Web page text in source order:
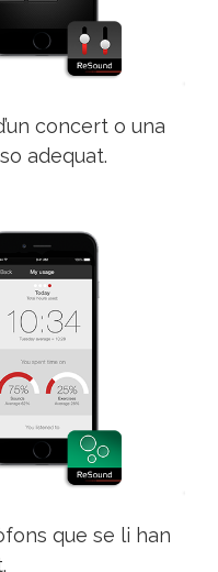
concert o una
adequat.
que se li han